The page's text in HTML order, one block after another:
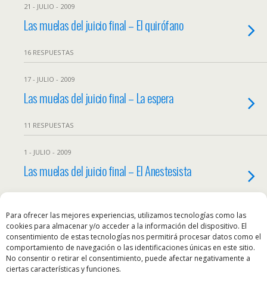
Para ofrecer las mejores experiencias, utilizamos tecnologías como las
cookies para almacenar y/o acceder a la información del dispositivo. El
consentimiento de estas tecnologías nos permitirá procesar datos como el
comportamiento de navegación o las identificaciones únicas en este sitio.
No consentir o retirar el consentimiento, puede afectar negativamente a
ciertas características y funciones.
21 - JULIO - 2009
Las muelas del juicio final – El quirófano
16 RESPUESTAS
17 - JULIO - 2009
Las muelas del juicio final – La espera
11 RESPUESTAS
1 - JULIO - 2009
Las muelas del juicio final – El Anestesista
Volver arriba
Móvil